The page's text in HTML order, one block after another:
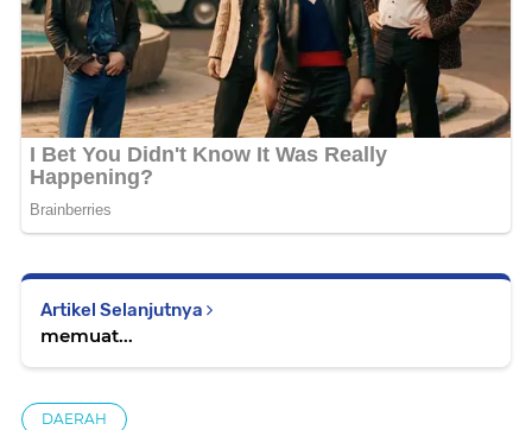
Artikel Selanjutnya
memuat...
DAERAH